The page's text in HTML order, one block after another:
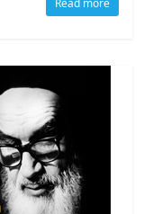
Read more